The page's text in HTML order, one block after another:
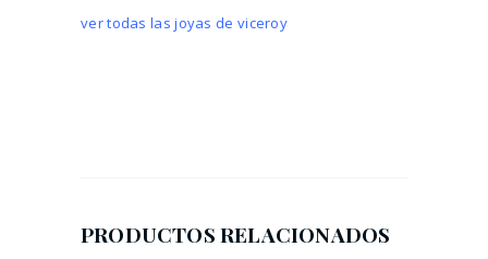
ver todas las joyas de viceroy
PRODUCTOS RELACIONADOS